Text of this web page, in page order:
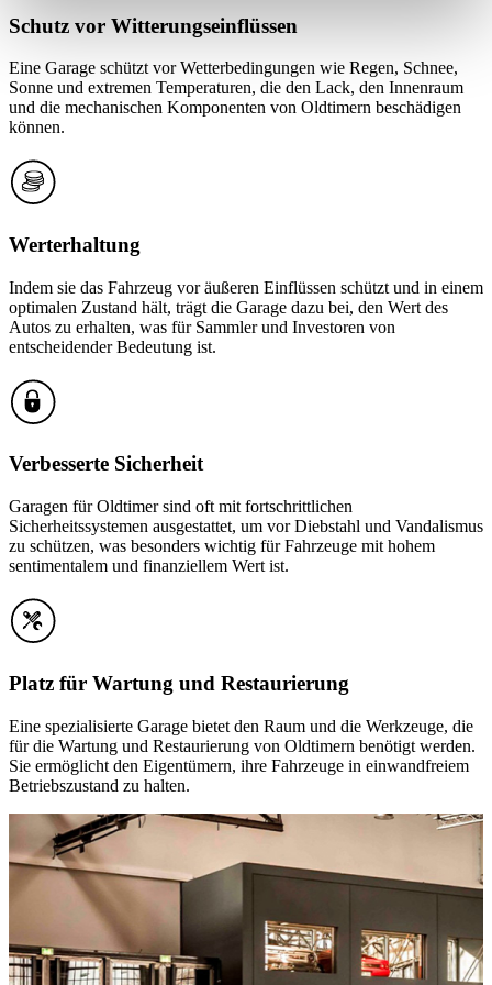
weiteren Daten zusammen, die Sie ihnen bereitgestellt
gesammelt haben.Datenschutzerklärung
Schutz vor Witterungseinflüssen
Eine Garage schützt vor Wetterbedingungen wie Regen, Schnee,
Sonne und extremen Temperaturen, die den Lack, den Innenraum
und die mechanischen Komponenten von Oldtimern beschädigen
können.
Werterhaltung
Indem sie das Fahrzeug vor äußeren Einflüssen schützt und in einem
optimalen Zustand hält, trägt die Garage dazu bei, den Wert des
Autos zu erhalten, was für Sammler und Investoren von
entscheidender Bedeutung ist.
Verbesserte Sicherheit
Garagen für Oldtimer sind oft mit fortschrittlichen
Sicherheitssystemen ausgestattet, um vor Diebstahl und Vandalismus
zu schützen, was besonders wichtig für Fahrzeuge mit hohem
sentimentalem und finanziellem Wert ist.
Platz für Wartung und Restaurierung
Eine spezialisierte Garage bietet den Raum und die Werkzeuge, die
für die Wartung und Restaurierung von Oldtimern benötigt werden.
Sie ermöglicht den Eigentümern, ihre Fahrzeuge in einwandfreiem
Betriebszustand zu halten.